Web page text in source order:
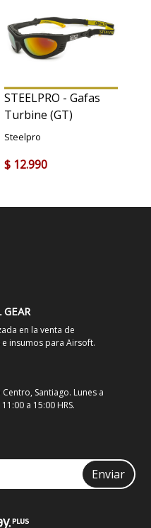
STEELPRO - Gafas
Turbine (GT)
Steelpro
$ 12.990
en la venta de
insumos para Airsoft.
Santiago. Lunes a
a 15:00 HRS.
Enviar